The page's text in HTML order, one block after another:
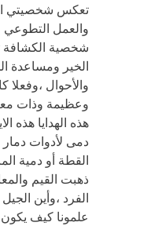
تعكس شخصيتي
والعمل التطوعي
شخصية
الخير ومساعدة
والأحوال ،وفعلا
وعظيمة وذات
هذه الهدايا هذه
دمى لأدوات
القطة أو دمية
ذهبت القيم
الفرد ،وأين
علمونا كيف